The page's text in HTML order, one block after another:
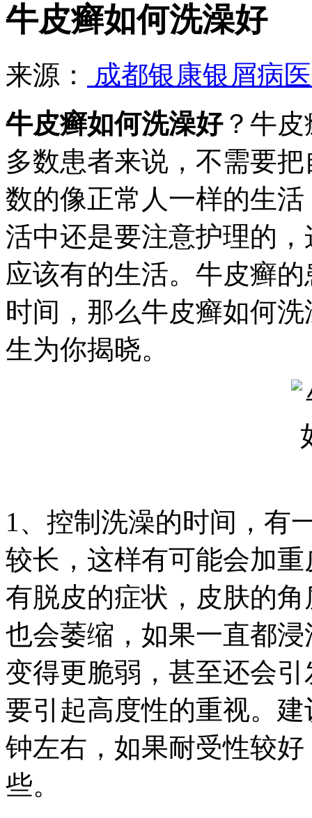
牛皮癣如何洗澡好
来源：
成都银康银屑病
牛皮癣如何洗澡好？牛皮
多数患者来说，不需要
数的像正常人一样的生
活中还是要注意护理的
应该有的生活。牛皮癣
时间，那么牛皮癣如何洗
生为你揭晓。
1、控制洗澡的时间，有
较长，这样有可能会加
有脱皮的症状，皮肤的
也会萎缩，如果一直都
变得更脆弱，甚至还会
要引起高度性的重视。
钟左右，如果耐受性较
些。